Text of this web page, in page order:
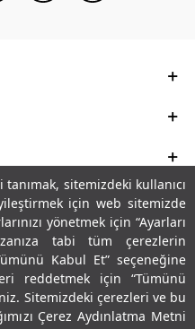
sitemizdeki kullanıcı
için web sitemizde
yönetmek için “Ayarları
tabi tüm çerezlerin
Kabul Et” seçeneğine
reddetmek için “Tümünü
Sitemizdeki çerezleri ve bu
Çerez Aydınlatma Metni